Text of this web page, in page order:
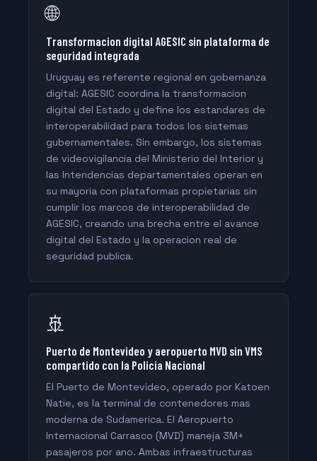
🌐
Transformacion digital AGESIC sin plataforma de
seguridad integrada
Uruguay es referente regional en gobernanza
digital: AGESIC coordina la transformacion
digital del Estado y define los estandares de
interoperabilidad para todos los sistemas
gubernamentales. Sin embargo, los sistemas
de videovigilancia del Ministerio del Interior y
las Intendencias departamentales operan en
su mayoria con plataformas propietarias sin
cumplir los marcos de interoperabilidad de
AGESIC, creando una brecha entre el avance
digital del Estado y la operacion real de
seguridad publica.
🚢
Puerto de Montevideo y aeropuerto MVD sin VMS
compartido con la Policia Nacional
El Puerto de Montevideo, operado por Katoen
Natie, es la terminal de contenedores mas
moderna de Sudamerica. El Aeropuerto
Internacional Carrasco (MVD) maneja 3M+
pasajeros por ano. Ambas infraestructuras